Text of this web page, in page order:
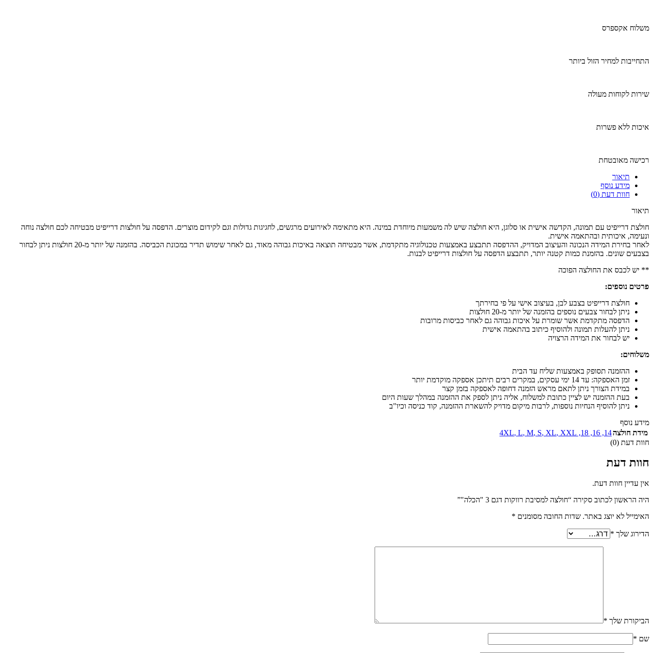
משלוח אקספרס
התחייבות למחיר הזול ביותר
שירות לקוחות מעולה
איכות ללא פשרות
רכישה מאובטחת
תיאור
מידע נוסף
חוות דעת (0)
תיאור
חולצת דרייפיט עם תמונה, הקדשה אישית או סלוגן, היא חולצה שיש לה משמעות מיוחדת במינה. היא מתאימה לאירועים מרגשים, לחגיגות גדולות וגם לקידום מוצרים. הדפסה על חולצות דרייפיט מבטיחה לכם חולצה נוחה
ונעימה, איכותית ובהתאמה אישית.
לאחר בחירת המידה הנכונה והעיצוב המדויק, ההדפסה תתבצע באמצעות טכנולוגיה מתקדמת, אשר מבטיחה תוצאה באיכות גבוהה מאוד, גם לאחר שימוש תדיר במכונת הכביסה. בהזמנה של יותר מ-20 חולצות ניתן לבחור
בצבעים שונים. בהזמנת כמות קטנה יותר, תתבצע הדפסה על חולצות דרייפיט לבנות.
** יש לכבס את החולצה הפוכה
פרטים נוספים:
חולצת דרייפיט בצבע לבן, בעיצוב אישי על פי בחירתך
ניתן לבחור צבעים נוספים בהזמנה של יותר מ-20 חולצות
הדפסה מתקדמת אשר שומרת על איכות גבוהה גם לאחר כביסות מרובות
ניתן להעלות תמונה ולהוסיף כיתוב בהתאמה אישית
יש לבחור את המידה הרצויה
משלוחים:
ההזמנה תסופק באמצעות שליח עד הבית
זמן האספקה: עד 14 ימי עסקים, במקרים רבים תיתכן אספקה מוקדמת יותר
במידת הצורך ניתן לתאם מראש הזמנה דחופה לאספקה בזמן קצר
בעת ההזמנה יש לציין כתובת למשלוח, אליה ניתן לספק את ההזמנה במהלך שעות היום
ניתן להוסיף הנחיות נוספות, לרבות מיקום מדויק להשארת ההזמנה, קוד כניסה וכיו"ב
מידע נוסף
מידת חולצה14
,
16
,
18
,
4XL, L, M, S, XL, XXL
חוות דעת (0)
חוות דעת
אין עדיין חוות דעת.
היה הראשון לכתוב סקירה “חולצה למסיבת רווקות דגם 3 "הכלה"”
האימייל לא יוצג באתר. שדות החובה מסומנים *
הדירוג שלך *
הביקורת שלך *
שם *